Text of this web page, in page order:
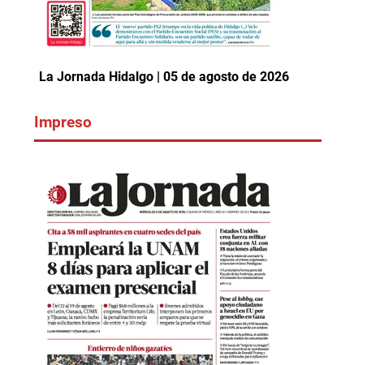
La Jornada Hidalgo | 05 de agosto de 2026
Impreso